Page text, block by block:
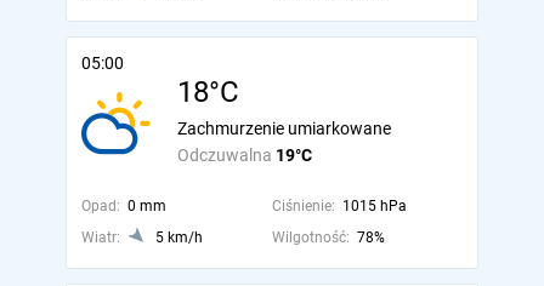
05:00
18°C
Odczuwalna 19°C
Zachmurzenie umiarkowane
Opad: 0 mm Ciśnienie: 1015 hPa
Wiatr:
5 km/h Wilgotność: 78%